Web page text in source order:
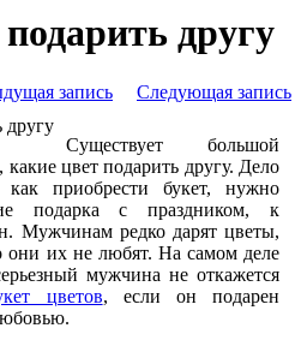
другу
запись Следующая запись
Существует большой
какие цвет подарить другу. Дело
приобрести букет, нужно
подарка с праздником, к
Мужчинам редко дарят цветы,
они их не любят. На самом деле
мужчина не откажется
цветов, если он подарен